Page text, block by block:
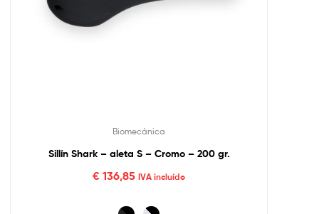
Biomecánica
Sillín Shark – aleta S – Cromo – 200 gr.
€ 136,85 IVA incluído